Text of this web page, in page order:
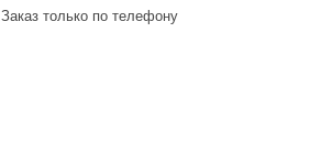
Заказ только по телефону